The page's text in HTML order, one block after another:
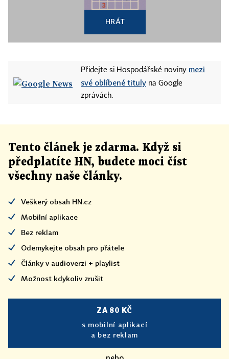
HRÁT
Přidejte si Hospodářské noviny mezi
své oblíbené tituly na Google
zprávách.
Tento článek je zdarma. Když si
předplatíte HN, budete moci číst
všechny naše články.
Veškerý obsah HN.cz
Mobilní aplikace
Bez reklam
Odemykejte obsah pro přátele
Články v audioverzi + playlist
Možnost kdykoliv zrušit
ZA 80 KČ
s mobilní aplikací
a bez reklam